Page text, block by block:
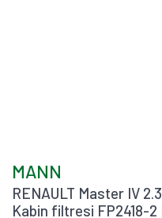
MANN
RENAULT Master IV
Kabin filtresi FP2418-2